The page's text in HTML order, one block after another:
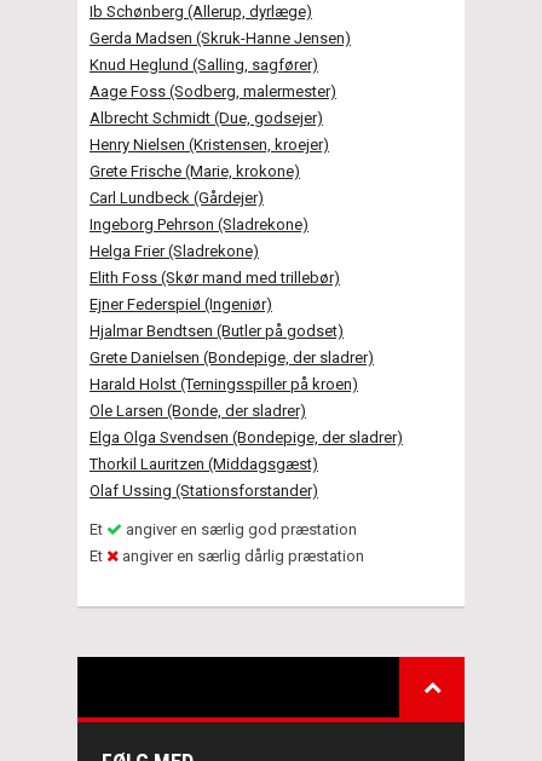
Ib Schønberg (Allerup, dyrlæge)
Gerda Madsen (Skruk-Hanne Jensen)
Knud Heglund (Salling, sagfører)
Aage Foss (Sodberg, malermester)
Albrecht Schmidt (Due, godsejer)
Henry Nielsen (Kristensen, kroejer)
Grete Frische (Marie, krokone)
Carl Lundbeck (Gårdejer)
Ingeborg Pehrson (Sladrekone)
Helga Frier (Sladrekone)
Elith Foss (Skør mand med trillebør)
Ejner Federspiel (Ingeniør)
Hjalmar Bendtsen (Butler på godset)
Grete Danielsen (Bondepige, der sladrer)
Harald Holst (Terningsspiller på kroen)
Ole Larsen (Bonde, der sladrer)
Elga Olga Svendsen (Bondepige, der sladrer)
Thorkil Lauritzen (Middagsgæst)
Olaf Ussing (Stationsforstander)
Et
angiver en særlig god præstation
Et
angiver en særlig dårlig præstation